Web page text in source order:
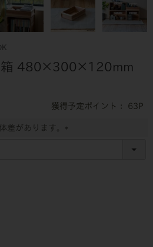
箱 480×300×120mm
63
差があります。